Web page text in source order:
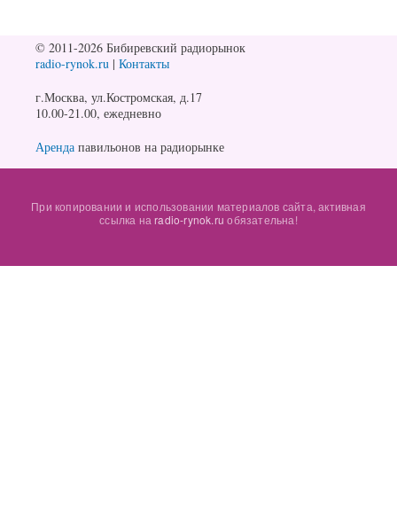
© 2011-2026 Бибиревский радиорынок
radio-rynok.ru | Контакты
г.Москва, ул.Костромская, д.17
10.00-21.00, ежедневно
Аренда павильонов на радиорынке
При копировании и использовании материалов сайта, активная
ссылка наradio-rynok.ru обязательна!